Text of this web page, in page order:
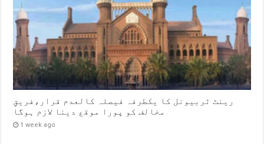
رینٹ ٹربیونل کا یکطرفہ فیصلہ کالعدم قرار،فریقِ
مخالف کو پورا موقع دینا لازم ہوگا
1 week ago